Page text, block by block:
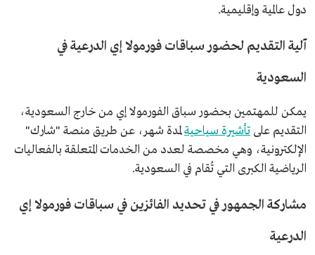
دول عالمية وإقليمية.
آلية التقديم لحضور سباقات فورمولا إي الدرعية في
السعودية
يمكن للمهتمين بحضور سباق الفورمولا إي من خارج السعودية،
التقديم على تأشيرة سياحيةلمدة شهر، عن طريق منصة "شارك"
الإلكترونية، وهي مخصصة لعدد من الخدمات المتعلقة بالفعاليات
الرياضية الكبرى التي تُقام في السعودية.
مشاركة الجمهور في تحديد الفائزين في سباقات فورمولا إي
الدرعية